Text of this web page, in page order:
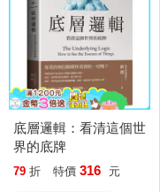
底層邏輯：看清這個世
界的底牌
79 折 特價 316 元